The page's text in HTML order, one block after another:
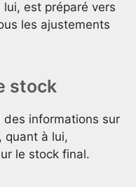
est préparé vers
les ajustements
stock
des informations sur
quant à lui,
le stock final.